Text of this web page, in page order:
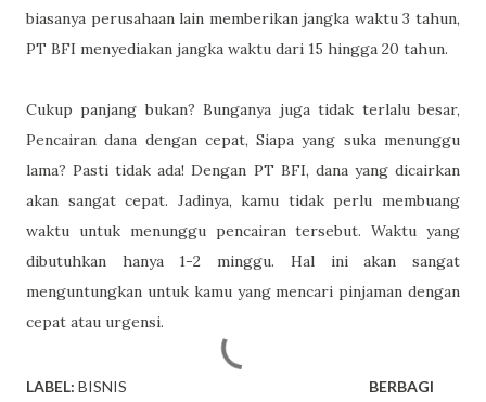
biasanya perusahaan lain memberikan jangka waktu 3 tahun,
PT BFI menyediakan jangka waktu dari 15 hingga 20 tahun.
Cukup panjang bukan? Bunganya juga tidak terlalu besar,
Pencairan dana dengan cepat, Siapa yang suka menunggu
lama? Pasti tidak ada! Dengan PT BFI, dana yang dicairkan
akan sangat cepat. Jadinya, kamu tidak perlu membuang
waktu untuk menunggu pencairan tersebut. Waktu yang
dibutuhkan hanya 1-2 minggu. Hal ini akan sangat
menguntungkan untuk kamu yang mencari pinjaman dengan
cepat atau urgensi.
LABEL: BISNIS BERBAGI